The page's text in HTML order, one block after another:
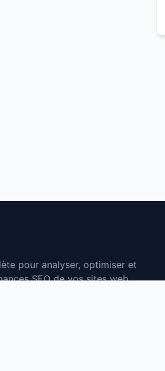
pour analyser, optimiser et
SEO de vos sites web.